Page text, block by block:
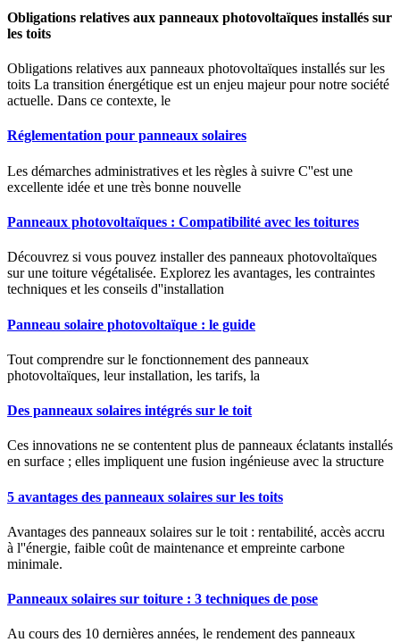
Obligations relatives aux panneaux photovoltaïques installés sur
les toits
Obligations relatives aux panneaux photovoltaïques installés sur les
toits La transition énergétique est un enjeu majeur pour notre société
actuelle. Dans ce contexte, le
Réglementation pour panneaux solaires
Les démarches administratives et les règles à suivre C''est une
excellente idée et une très bonne nouvelle
Panneaux photovoltaïques : Compatibilité avec les toitures
Découvrez si vous pouvez installer des panneaux photovoltaïques
sur une toiture végétalisée. Explorez les avantages, les contraintes
techniques et les conseils d''installation
Panneau solaire photovoltaïque : le guide
Tout comprendre sur le fonctionnement des panneaux
photovoltaïques, leur installation, les tarifs, la
Des panneaux solaires intégrés sur le toit
Ces innovations ne se contentent plus de panneaux éclatants installés
en surface ; elles impliquent une fusion ingénieuse avec la structure
5 avantages des panneaux solaires sur les toits
Avantages des panneaux solaires sur le toit : rentabilité, accès accru
à l''énergie, faible coût de maintenance et empreinte carbone
minimale.
Panneaux solaires sur toiture : 3 techniques de pose
Au cours des 10 dernières années, le rendement des panneaux